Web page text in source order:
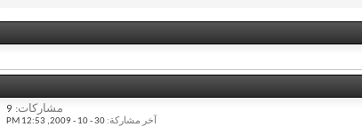
مشاركات:
آخر مشاركة: 12:53 PM